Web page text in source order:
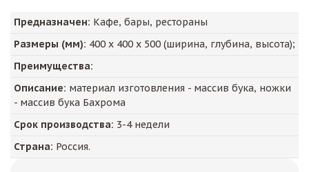
Предназначен: Кафе, бары, рестораны
Размеры (мм): 400 х 400 х 500 (ширина, глубина, высота);
Преимущества:
Описание: материал изготовления - массив бука, ножки
- массив бука Бахрома
Срок производства: 3-4 недели
Страна: Россия.